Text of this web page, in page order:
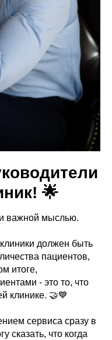
🌟
важной мыслью.
должен быть
пациентов,
итоге,
- это то, что
клинике. 🤝💙
сервиса сразу в
сказать, что когда